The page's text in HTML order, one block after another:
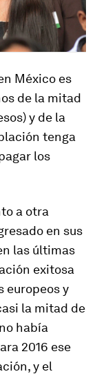
México es
de la mitad
y de la
tenga
los
a otra
en sus
las últimas
exitosa
europeos y
la mitad de
había
2016 ese
y el